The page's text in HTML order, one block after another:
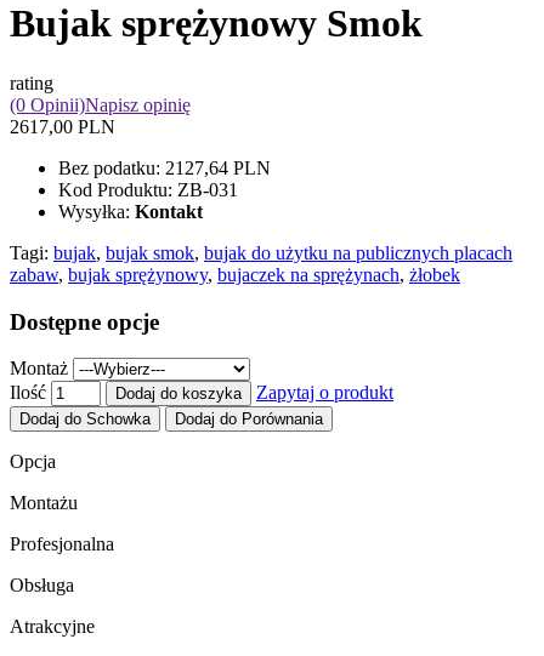
Bujak sprężynowy Smok
rating
(0 Opinii)Napisz opinię
2617,00 PLN
Bez podatku: 2127,64 PLN
Kod Produktu: ZB-031
Wysyłka: Kontakt
Tagi: bujak, bujak smok, bujak do użytku na publicznych placach
zabaw, bujak sprężynowy, bujaczek na sprężynach, żłobek
Dostępne opcje
Montaż
Ilość
Dodaj do koszyka Zapytaj o produkt
Dodaj do Schowka Dodaj do Porównania
Opcja
Montażu
Profesjonalna
Obsługa
Atrakcyjne